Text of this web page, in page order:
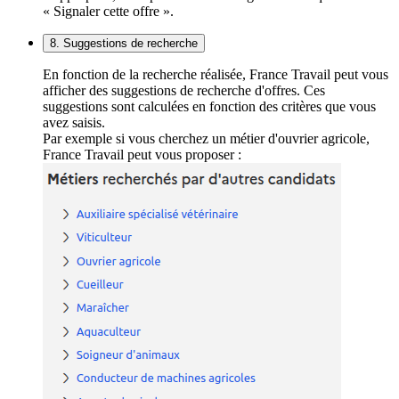
« Signaler cette offre ».
8. Suggestions de recherche
En fonction de la recherche réalisée, France Travail peut vous
afficher des suggestions de recherche d'offres. Ces
suggestions sont calculées en fonction des critères que vous
avez saisis.
Par exemple si vous cherchez un métier d'ouvrier agricole,
France Travail peut vous proposer :